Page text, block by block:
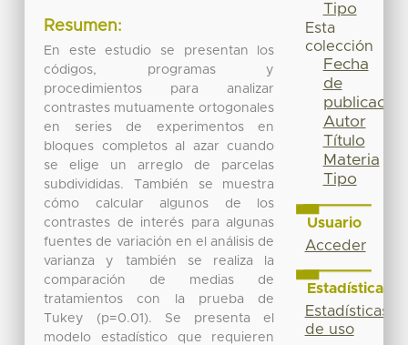
Resumen:
En este estudio se presentan los
códigos, programas y
procedimientos para analizar
contrastes mutuamente ortogonales
en series de experimentos en
bloques completos al azar cuando
se elige un arreglo de parcelas
subdivididas. También se muestra
cómo calcular algunos de los
contrastes de interés para algunas
fuentes de variación en el análisis de
varianza y también se realiza la
comparación de medias de
tratamientos con la prueba de
Tukey (p=0.01). Se presenta el
modelo estadístico que requieren
Tipo
Esta
colección
Fecha
de
publicación
Autor
Título
Materia
Tipo
Usuario
Acceder
Estadísticas
Estadísticas
de uso